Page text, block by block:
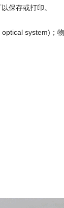
保存或打印。
system)；